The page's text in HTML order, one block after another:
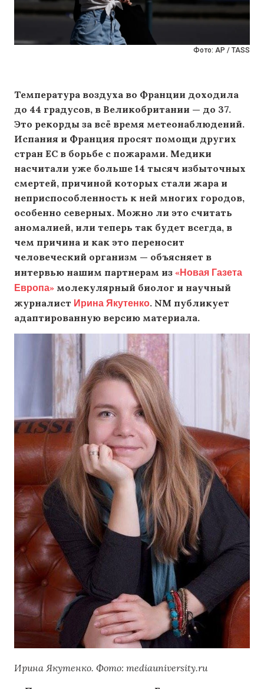
Фото: AP / TASS
Температура воздуха во Франции доходила
до 44 градусов, в Великобритании — до 37.
Это рекорды за всё время метеонаблюдений.
Испания и Франция просят помощи других
стран ЕС в борьбе с пожарами. Медики
насчитали уже больше 14 тысяч избыточных
смертей, причиной которых стали жара и
неприспособленность к ней многих городов,
особенно северных. Можно ли это считать
аномалией, или теперь так будет всегда, в
чем причина и как это переносит
человеческий организм — объясняет в
интервью нашим партнерам из «Новая Газета
Европа» молекулярный биолог и научный
журналист Ирина Якутенко. NM публикует
адаптированную версию материала.
Ирина Якутенко. Фото: mediauniversity.ru